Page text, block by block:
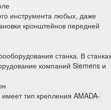
инструмента любых, даже
кронштейнов передней
станка. В
компаний Siemens и
тип крепления AMADA-